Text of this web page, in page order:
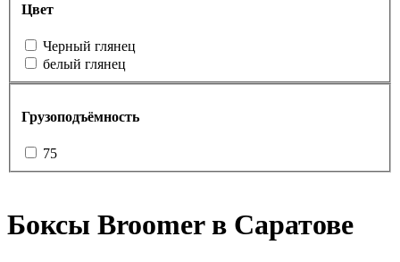
Цвет
Черный глянец
белый глянец
Грузоподъёмность
75
Боксы Broomer в Саратове